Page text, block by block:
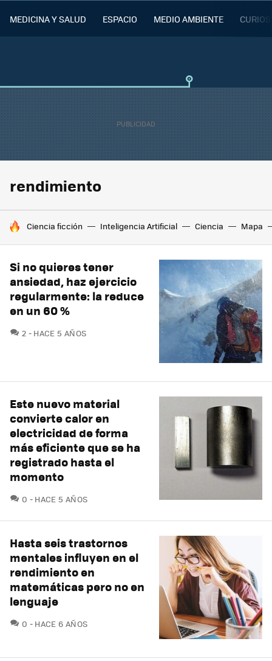
MEDICINA Y SALUD ESPACIO MEDIO AMBIENTE
rendimiento
HOY SE HABLA DE
Ciencia ficción Inteligencia Artificial Ciencia Mapa
Si no quieres tener
ansiedad, haz ejercicio
regularmente: la reduce
en un 60 %
2 COMENTARIOS
HACE 5 AÑOS
Este nuevo material
convierte calor en
electricidad de forma
más eficiente que se ha
registrado hasta el
momento
0 COMENTARIOS
HACE 5 AÑOS
Hasta seis trastornos
mentales influyen en el
rendimiento en
matemáticas pero no en
lenguaje
0 COMENTARIOS
HACE 6 AÑOS